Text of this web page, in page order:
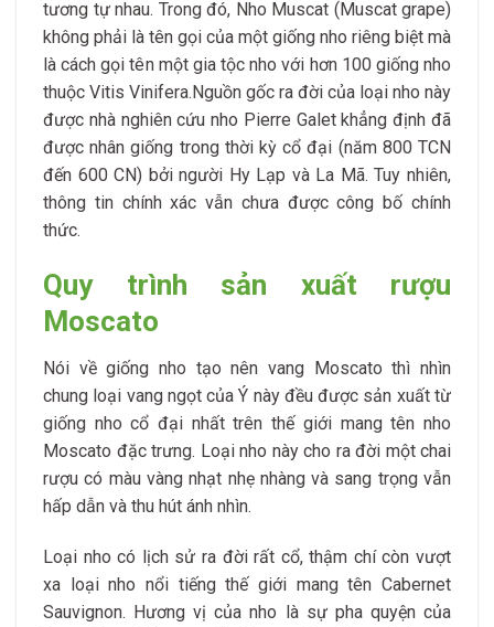
tương tự nhau. Trong đó, Nho Muscat (Muscat grape)
không phải là tên gọi của một giống nho riêng biệt mà
là cách gọi tên một gia tộc nho với hơn 100 giống nho
thuộc Vitis Vinifera.Nguồn gốc ra đời của loại nho này
được nhà nghiên cứu nho Pierre Galet khẳng định đã
được nhân giống trong thời kỳ cổ đại (năm 800 TCN
đến 600 CN) bởi người Hy Lạp và La Mã. Tuy nhiên,
thông tin chính xác vẫn chưa được công bố chính
thức.
Quy trình sản xuất rượu
Moscato
Nói về giống nho tạo nên vang Moscato thì nhìn
chung loại vang ngọt của Ý này đều được sản xuất từ
giống nho cổ đại nhất trên thế giới mang tên nho
Moscato đặc trưng. Loại nho này cho ra đời một chai
rượu có màu vàng nhạt nhẹ nhàng và sang trọng vẫn
hấp dẫn và thu hút ánh nhìn.
Loại nho có lịch sử ra đời rất cổ, thậm chí còn vượt
xa loại nho nổi tiếng thế giới mang tên Cabernet
Sauvignon. Hương vị của nho là sự pha quyện của